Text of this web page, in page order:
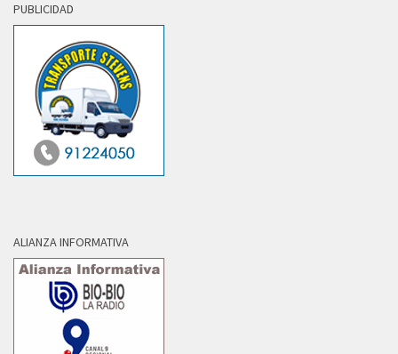
PUBLICIDAD
ALIANZA INFORMATIVA